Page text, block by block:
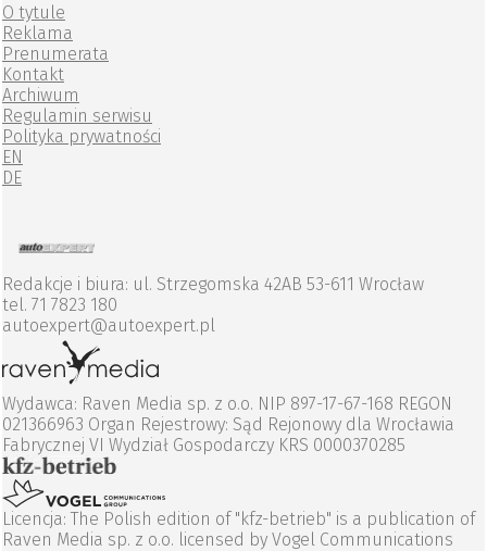
O tytule
Reklama
Prenumerata
Kontakt
Archiwum
Regulamin serwisu
Polityka prywatności
EN
DE
Redakcje i biura: ul. Strzegomska 42AB 53-611 Wrocław
tel. 71 7823 180
autoexpert@autoexpert.pl
Wydawca: Raven Media sp. z o.o. NIP 897-17-67-168 REGON
021366963 Organ Rejestrowy: Sąd Rejonowy dla Wrocławia
Fabrycznej VI Wydział Gospodarczy KRS 0000370285
Licencja: The Polish edition of "kfz-betrieb" is a publication of
Raven Media sp. z o.o. licensed by Vogel Communications